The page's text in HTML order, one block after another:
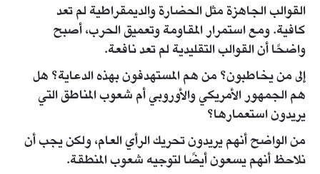
القوالب الجاهزة مثل الحضارة والديمقراطية لم تعد
كافية. ومع استمرار المقاومة وتعميق الحرب، أصبح
واضحًا أن القوالب التقليدية لم تعد نافعة.
إلى من يخاطبون؟ من هم المستهدفون بهذه الدعاية؟ هل
هم الجمهور الأمريكي والأوروبي أم شعوب المناطق التي
يريدون استعمارها؟
من الواضح أنهم يريدون تحريك الرأي العام، ولكن يجب أن
نلاحظ أنهم يسعون أيضًا لتوجيه شعوب المنطقة.